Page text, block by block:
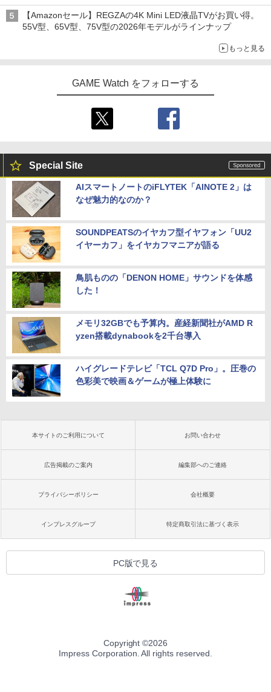
アイスカップに入ったスライムやわたぼう、ベビーサタンなどが
オリジナルアートで登場
【Amazonセール】REGZAの4K Mini LED液晶TVがお買い得。
55V型、65V型、75V型の2026年モデルがラインナップ
もっと見る
GAME Watch をフォローする
Special Site
AIスマートノートのiFLYTEK「AINOTE 2」は
なぜ魅力的なのか？
SOUNDPEATSのイヤカフ型イヤフォン「UU2
イヤーカフ」をイヤカフマニアが語る
鳥肌ものの「DENON HOME」サウンドを体感
した！
メモリ32GBでも予算内。産経新聞社がAMD R
yzen搭載dynabookを2千台導入
ハイグレードテレビ「TCL Q7D Pro」。圧巻の
色彩美で映画＆ゲームが極上体験に
本サイトのご利用について お問い合わせ
広告掲載のご案内 編集部へのご連絡
プライバシーポリシー 会社概要
インプレスグループ 特定商取引法に基づく表示
PC版で見る
Copyright ©2026
Impress Corporation. All rights reserved.